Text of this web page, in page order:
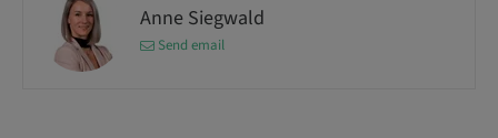
Anne Siegwald
Send email